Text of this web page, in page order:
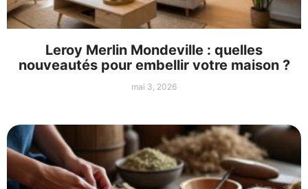
Leroy Merlin Mondeville : quelles
nouveautés pour embellir votre maison ?
mai 3, 2026